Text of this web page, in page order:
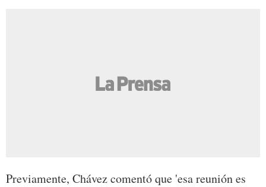
Previamente, Chávez comentó que 'esa reunión es